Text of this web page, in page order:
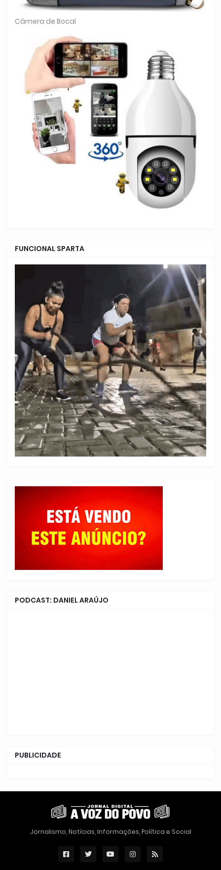
Câmera de Bocal
FUNCIONAL SPARTA
PODCAST: DANIEL ARAÚJO
PUBLICIDADE
Jornalismo, Notícias, Informações, Política e Social